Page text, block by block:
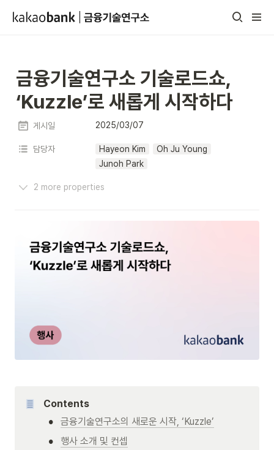
금융기술연구소 기술로드쇼,
‘Kuzzle’로 새롭게 시작하다
게시일 2025/03/07
담당자 Hayeon Kim
Oh Ju Young
Junoh Park
2 more properties
Contents
• 금융기술연구소의 새로운 시작, ‘Kuzzle’
• 행사 소개 및 컨셉